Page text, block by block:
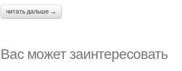
читать дальше →
Вас может заинтересовать